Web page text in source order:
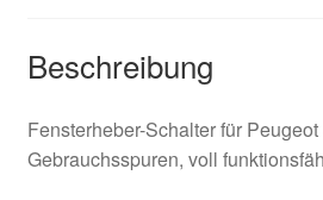
Beschreibung
Fensterheber-Schalter für
Gebrauchsspuren, voll